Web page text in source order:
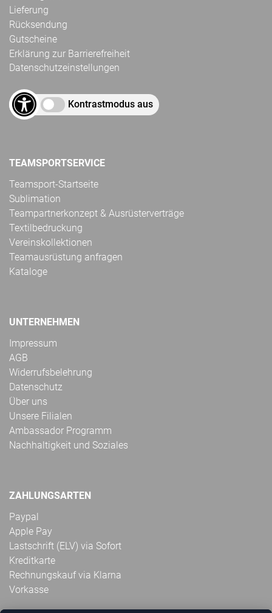
Lieferung
Rücksendung
Gutscheine
Erklärung zur Barrierefreiheit
Datenschutzeinstellungen
Kontrastmodus aus
TEAMSPORTSERVICE
Teamsport-Startseite
Sublimation
Teampartnerkonzept & Ausrüsterverträge
Textilbedruckung
Vereinskollektionen
Teamausrüstung anfragen
Kataloge
UNTERNEHMEN
Impressum
AGB
Widerrufsbelehrung
Datenschutz
Über uns
Unsere Filialen
Ambassador Programm
Nachhaltigkeit und Soziales
ZAHLUNGSARTEN
Paypal
Apple Pay
Lastschrift (ELV) via Sofort
Kreditkarte
Rechnungskauf via Klarna
Vorkasse